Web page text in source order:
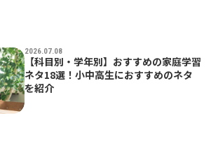
2026.07.08
【科目別・学年別】おすすめの家庭学習
ネタ18選！小中高生におすすめのネタ
を紹介